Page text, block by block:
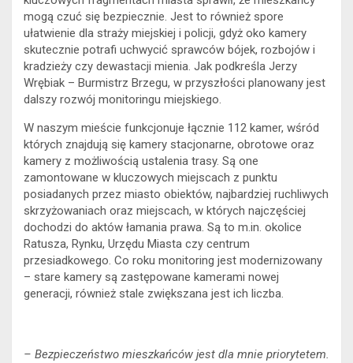
mogą czuć się bezpiecznie. Jest to również spore
ułatwienie dla straży miejskiej i policji, gdyż oko kamery
skutecznie potrafi uchwycić sprawców bójek, rozbojów i
kradzieży czy dewastacji mienia. Jak podkreśla Jerzy
Wrębiak – Burmistrz Brzegu, w przyszłości planowany jest
dalszy rozwój monitoringu miejskiego.
W naszym mieście funkcjonuje łącznie 112 kamer, wśród
których znajdują się kamery stacjonarne, obrotowe oraz
kamery z możliwością ustalenia trasy. Są one
zamontowane w kluczowych miejscach z punktu
posiadanych przez miasto obiektów, najbardziej ruchliwych
skrzyżowaniach oraz miejscach, w których najczęściej
dochodzi do aktów łamania prawa. Są to m.in. okolice
Ratusza, Rynku, Urzędu Miasta czy centrum
przesiadkowego. Co roku monitoring jest modernizowany
– stare kamery są zastępowane kamerami nowej
generacji, również stale zwiększana jest ich liczba.
– Bezpieczeństwo mieszkańców jest dla mnie priorytetem.